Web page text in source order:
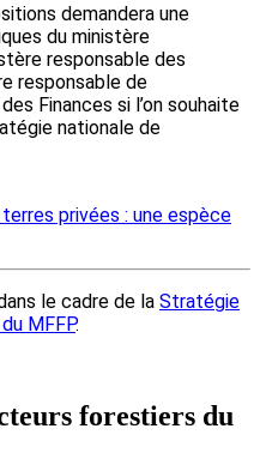
demandera une
du ministère
responsable des
responsable de
Finances si l’on souhaite
nationale de
privées : une espèce
le cadre de la Stratégie
MFFP.
forestiers du